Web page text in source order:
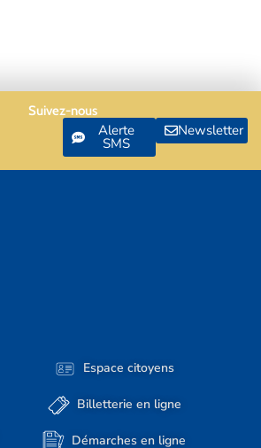
Espace citoyens
Billetterie en ligne
Démarches en ligne
Suivez-nous
Alerte
SMS
Newsletter